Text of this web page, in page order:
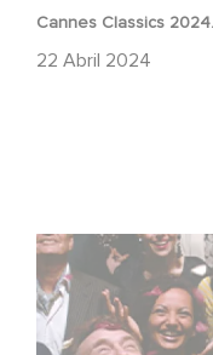
Cannes Classics 2024.
22 Abril 2024
Tribute to Jean-